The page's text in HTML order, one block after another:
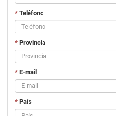
* Teléfono
* Provincia
* E-mail
* País